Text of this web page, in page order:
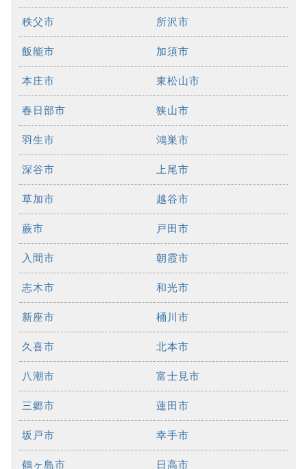
秩父市 所沢市
飯能市 加須市
本庄市 東松山市
春日部市 狭山市
羽生市 鴻巣市
深谷市 上尾市
草加市 越谷市
蕨市 戸田市
入間市 朝霞市
志木市 和光市
新座市 桶川市
久喜市 北本市
八潮市 富士見市
三郷市 蓮田市
坂戸市 幸手市
鶴ヶ島市 日高市